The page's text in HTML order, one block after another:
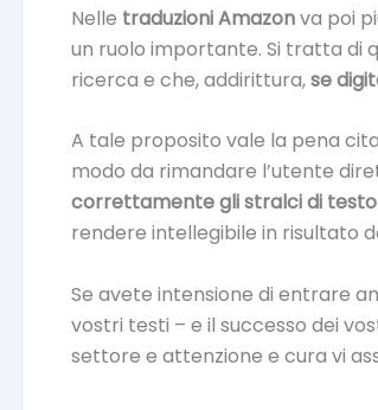
Nelle traduzioni Amazonva poi
un ruolo importante. Si tratta di
ricerca e che, addirittura,se
A tale proposito vale la pena
modo da rimandare l’utente
correttamente gli stralci di
rendere intellegibile in risultato
Se avete intensione di entrare
vostri testi – e il successo dei
settore e attenzione e cura vi